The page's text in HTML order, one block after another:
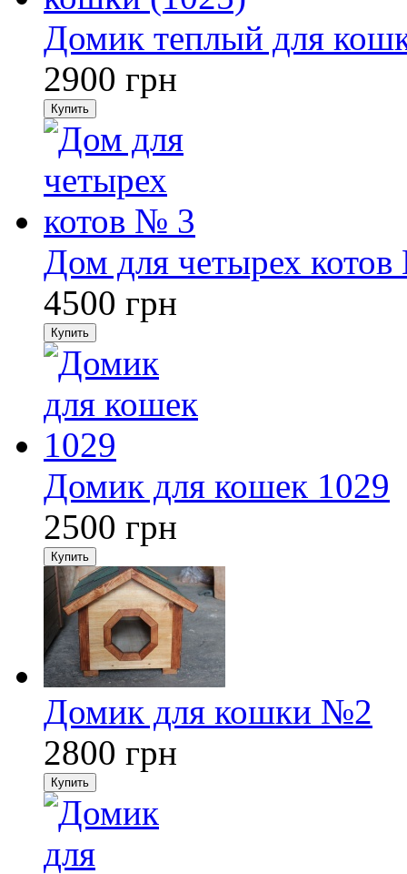
Домик теплый для
2900 грн
Купить
Дом для четырех
4500 грн
Купить
Домик для кошек 1029
2500 грн
Купить
Домик для кошки №2
2800 грн
Купить